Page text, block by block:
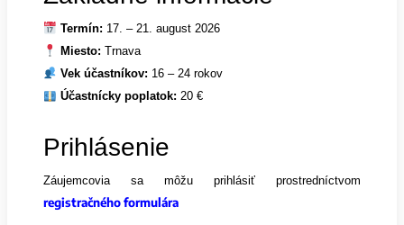
Termín: 17. – 21. august 2026
Miesto: Trnava
Vek účastníkov: 16 – 24 rokov
Účastnícky poplatok: 20 €
Prihlásenie
Záujemcovia sa môžu prihlásiť prostredníctvom
registračného formulára